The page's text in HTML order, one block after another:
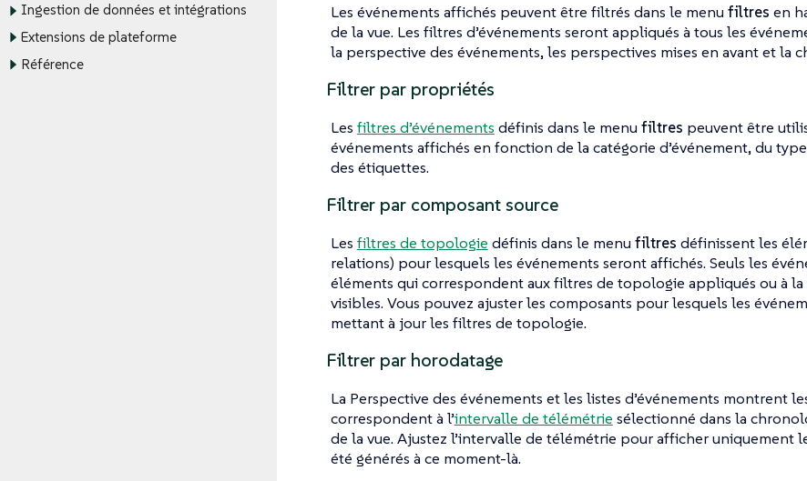
Ingestion de données et intégrations
Extensions de plateforme
Référence
Les événements affichés peuvent être filtrés dans le menu filtres en
de la vue. Les filtres d’événements seront appliqués à tous les
la perspective des événements, les perspectives mises en avant et la
Filtrer par propriétés
Les filtres d’événements définis dans le menu filtres peuvent être
événements affichés en fonction de la catégorie d’événement, du
des étiquettes.
Filtrer par composant source
Les filtres de topologie définis dans le menu filtres définissent les
relations) pour lesquels les événements seront affichés. Seuls les
éléments qui correspondent aux filtres de topologie appliqués ou à
visibles. Vous pouvez ajuster les composants pour lesquels les
mettant à jour les filtres de topologie.
Filtrer par horodatage
La Perspective des événements et les listes d’événements montrent
correspondent à l’intervalle de télémétrie sélectionné dans la
de la vue. Ajustez l’intervalle de télémétrie pour afficher uniquement
été générés à ce moment-là.